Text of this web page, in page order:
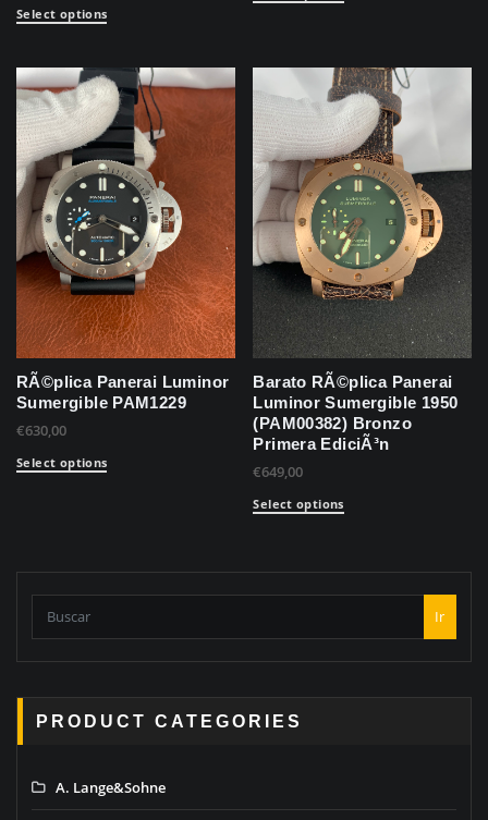
Select options
RÃ©plica Panerai Luminor
Sumergible PAM1229
€630,00
Select options
Barato RÃ©plica Panerai
Luminor Sumergible 1950
(PAM00382) Bronzo
Primera EdiciÃ³n
€649,00
Select options
Ir
PRODUCT CATEGORIES
A. Lange&Sohne